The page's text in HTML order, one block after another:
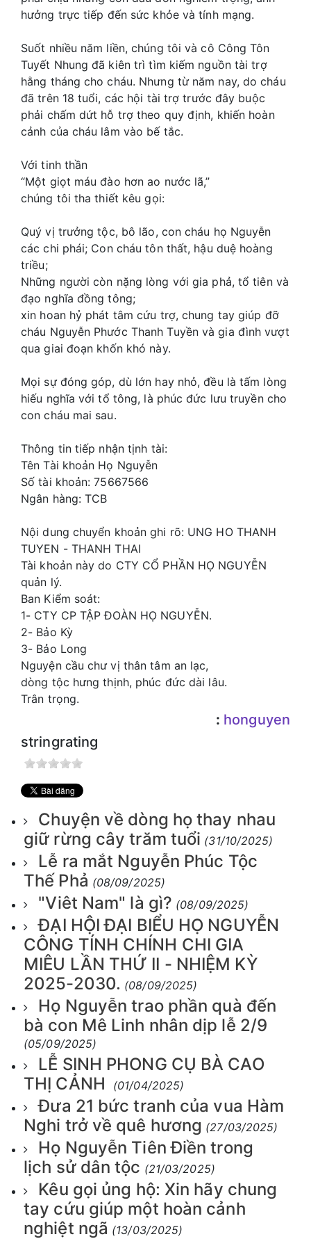
hưởng trực tiếp đến sức khỏe và tính mạng.
Suốt nhiều năm liền, chúng tôi và cô Công Tôn
Tuyết Nhung đã kiên trì tìm kiếm nguồn tài trợ
hằng tháng cho cháu. Nhưng từ năm nay, do cháu
đã trên 18 tuổi, các hội tài trợ trước đây buộc
phải chấm dứt hỗ trợ theo quy định, khiến hoàn
cảnh của cháu lâm vào bế tắc.
Với tinh thần
“Một giọt máu đào hơn ao nước lã,”
chúng tôi tha thiết kêu gọi:
Quý vị trưởng tộc, bô lão, con cháu họ Nguyễn
các chi phái; Con cháu tôn thất, hậu duệ hoàng
triều;
Những người còn nặng lòng với gia phả, tổ tiên và
đạo nghĩa đồng tông;
xin hoan hỷ phát tâm cứu trợ, chung tay giúp đỡ
cháu Nguyễn Phước Thanh Tuyền và gia đình vượt
qua giai đoạn khốn khó này.
Mọi sự đóng góp, dù lớn hay nhỏ, đều là tấm lòng
hiếu nghĩa với tổ tông, là phúc đức lưu truyền cho
con cháu mai sau.
Thông tin tiếp nhận tịnh tài:
Tên Tài khoản Họ Nguyễn
Số tài khoản: 75667566
Ngân hàng: TCB
Nội dung chuyển khoản ghi rõ: UNG HO THANH
TUYEN - THANH THAI
Tài khoản này do CTY CỔ PHẦN HỌ NGUYỄN
quản lý.
Ban Kiểm soát:
1- CTY CP TẬP ĐOÀN HỌ NGUYỄN.
2- Bảo Kỳ
3- Bảo Long
Nguyện cầu chư vị thân tâm an lạc,
dòng tộc hưng thịnh, phúc đức dài lâu.
Trân trọng.
: honguyen
stringrating
Chuyện về dòng họ thay nhau
giữ rừng cây trăm tuổi (31/10/2025)
Lễ ra mắt Nguyễn Phúc Tộc
Thế Phả (08/09/2025)
"Viêt Nam" là gì? (08/09/2025)
ĐẠI HỘI ĐẠI BIỂU HỌ NGUYỄN
CÔNG TÍNH CHÍNH CHI GIA
MIÊU LẦN THỨ II - NHIỆM KỲ
2025-2030. (08/09/2025)
Họ Nguyễn trao phần quà đến
bà con Mê Linh nhân dịp lễ 2/9
(05/09/2025)
LỄ SINH PHONG CỤ BÀ CAO
THỊ CẢNH
(01/04/2025)
Đưa 21 bức tranh của vua Hàm
Nghi trở về quê hương (27/03/2025)
Họ Nguyễn Tiên Điền trong
lịch sử dân tộc (21/03/2025)
Kêu gọi ủng hộ: Xin hãy chung
tay cứu giúp một hoàn cảnh
nghiệt ngã (13/03/2025)